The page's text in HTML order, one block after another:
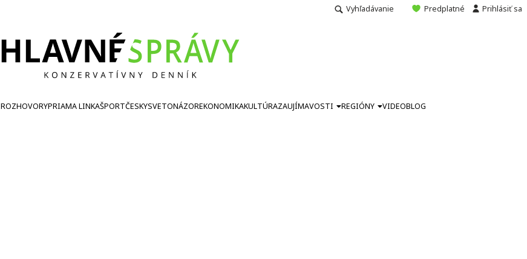
Vyhľadávanie Predplatné Prihlásiť sa
ROZHOVORYPRIAMA LINKAŠPORTČESKYSVETONÁZOREKONOMIKAKULTÚRAZAUJÍMAVOSTI REGIÓNY VIDEOBLOG